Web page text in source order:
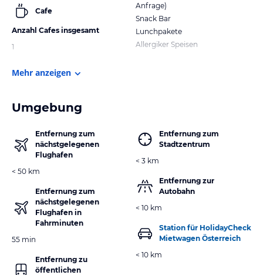
Cafe
Anzahl Cafes insgesamt
1
Anfrage)
Snack Bar
Lunchpakete
Allergiker Speisen
Mehr anzeigen
Umgebung
Entfernung zum
nächstgelegenen
Flughafen
< 50 km
Entfernung zum
nächstgelegenen
Flughafen in
Fahrminuten
55 min
Entfernung zu
öffentlichen
Entfernung zum
Stadtzentrum
< 3 km
Entfernung zur
Autobahn
< 10 km
Station für HolidayCheck
Mietwagen Österreich
< 10 km